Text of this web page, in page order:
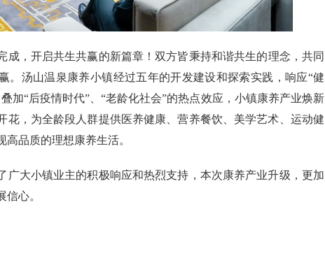
成，开启共生共赢的新篇章！双方皆秉持和谐共生的理念，共同
。汤山温泉康养小镇经过五年的开发建设和探索实践，响应“健
加“后疫情时代”、“老龄化社会”的热点效应，小镇康养产业焕新
花，为全龄段人群提供医养健康、营养餐饮、美学艺术、运动健
高品质的理想康养生活。
广大小镇业主的积极响应和热烈支持，本次康养产业升级，更加
心。